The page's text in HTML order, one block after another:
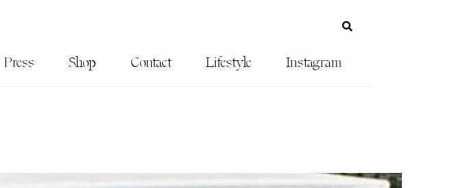
Press Shop Contact Lifestyle Instagram